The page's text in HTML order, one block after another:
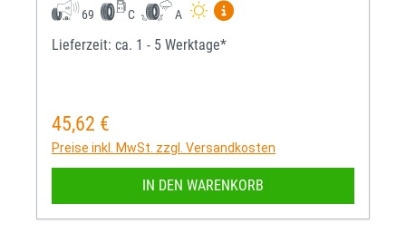
69 C A
Mehr Informationen zum
Lieferzeit: ca. 1 - 5 Werktage*
Regulärer Preis:
45,62 €
Preise inkl. MwSt. zzgl. Versandkosten
IN DEN WARENKORB